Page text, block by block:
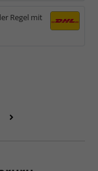
Regel mit